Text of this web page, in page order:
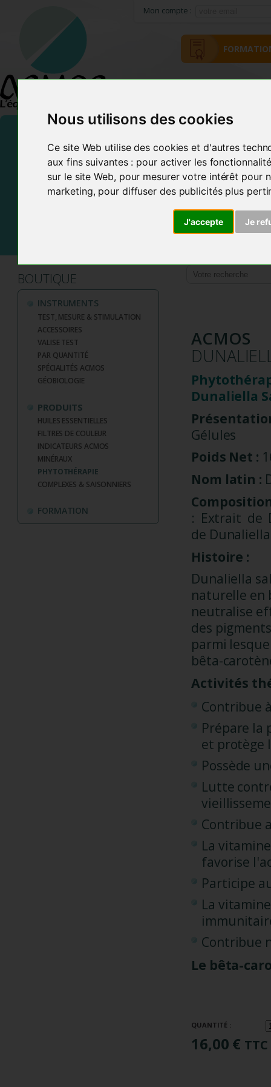
Nous utilisons des cookies
Ce site Web utilise des cookies et d'autres
aux fins suivantes : pour activer les
sur le site Web, pour mesurer votre intérêt pour
marketing, pour diffuser des publicités plus
J'accepte Je
Mon compte :
Frais de Port offerts En France et dans certains pays
BOUTIQUE
INSTRUMENTS
TEST, MESURE & STIMULATION
ACCESSOIRES
VALISE TEST
PAR QUANTITÉ
SPÉCIALITÉS ACMOS
GÉOBIOLOGIE
PRODUITS
HUILES ESSENTIELLES
FILTRES DE COULEUR
INDICATEURS ACMOS
MINÉRAUX
PHYTOTHÉRAPIE
COMPLEXES & SAISONNIERS
FORMATION
ACMOS
Dunaliella
Gélules
Poids Net :
Nom latin :
: Extrait de
de
Histoire :
Dunaliella
naturelle en
neutralise
des
parmi
bêta-
Activités
Contribue
Prépare la
et protège
Possède
Lutte
Contribue
La
favorise
Participe
La
Contribue
Le bêta-
QUANTITÉ :
16,00 € TTC